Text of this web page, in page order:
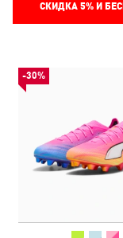
СКИДКА 5%И
-30%